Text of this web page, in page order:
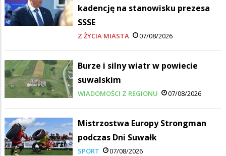
kadencję na stanowisku prezesa
SSSE
Z ŻYCIA MIASTA 07/08/2026
Burze i silny wiatr w powiecie
suwalskim
WIADOMOŚCI Z REGIONU 07/08/2026
Mistrzostwa Europy Strongman
podczas Dni Suwałk
SPORT 07/08/2026